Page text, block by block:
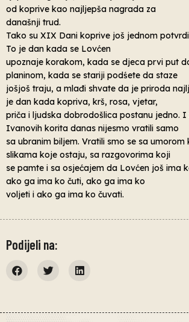
od koprive kao najljepša nagrada za
današnji trud.
Tako su XIX Dani koprive još jednom
To je dan kada se Lovćen
upoznaje korakom, kada se djeca prvi put
planinom, kada se stariji podśete da staze
jošjoš traju, a mlađi shvate da je priroda
je dan kada kopriva, krš, rosa, vjetar,
priča i ljudska dobrodošlica postanu jedno. I
Ivanovih korita danas nijesmo vratili samo
sa ubranim biljem. Vratili smo se sa umorom
slikama koje ostaju, sa razgovorima koji
se pamte i sa osjećajem da Lovćen još ima
ako ga ima ko čuti, ako ga ima ko
voljeti i ako ga ima ko čuvati.
Podijeli na: